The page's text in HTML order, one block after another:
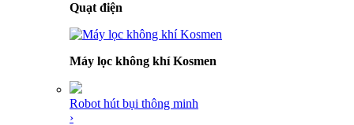
Quạt điện
Máy lọc không khí Kosmen
Robot hút bụi thông minh
›